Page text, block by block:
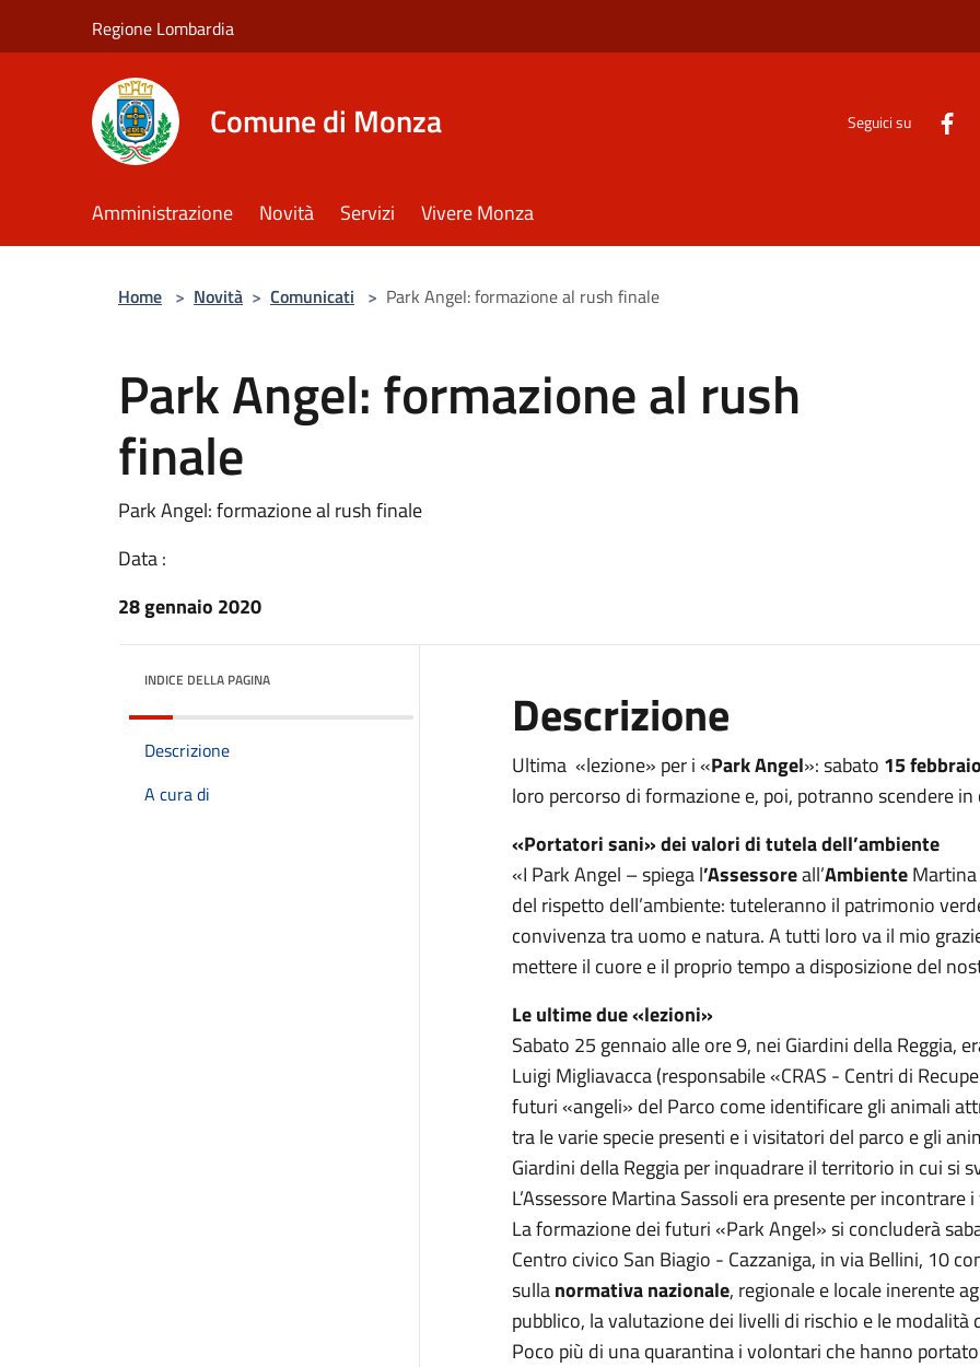
Regione Lombardia
Comune di Monza Seguici su
Amministrazione Novità Servizi Vivere Monza
Home > Novità > Comunicati > Park Angel: formazione al rush finale
Park Angel: formazione al rush
finale
Park Angel: formazione al rush finale
Data :
28 gennaio 2020
INDICE DELLA PAGINA
Descrizione
A cura di
Descrizione
Ultima «lezione» per i «Park Angel»: sabato 15
loro percorso di formazione e, poi, potranno scendere in
«Portatori sani» dei valori di tutela dell’ambiente
«I Park Angel – spiega l’Assessoreall’AmbienteMartina
del rispetto dell’ambiente: tuteleranno il patrimonio
convivenza tra uomo e natura. A tutti loro va il mio
mettere il cuore e il proprio tempo a disposizione del
Le ultime due «lezioni»
Sabato 25 gennaio alle ore 9, nei Giardini della Reggia,
Luigi Migliavacca (responsabile «CRAS - Centri di
futuri «angeli» del Parco come identificare gli animali
tra le varie specie presenti e i visitatori del parco e gli
Giardini della Reggia per inquadrare il territorio in cui si
L’Assessore Martina Sassoli era presente per incontrare
La formazione dei futuri «Park Angel» si concluderà
Centro civico San Biagio - Cazzaniga, in via Bellini, 10
sullanormativa nazionale, regionale e locale inerente
pubblico, la valutazione dei livelli di rischio e le modalità
Poco più di una quarantina i volontari che hanno